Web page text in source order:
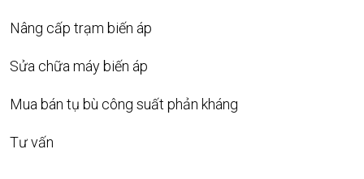
Nâng cấp trạm biến áp
Sửa chữa máy biến áp
Mua bán tụ bù công suất phản kháng
Tư vấn